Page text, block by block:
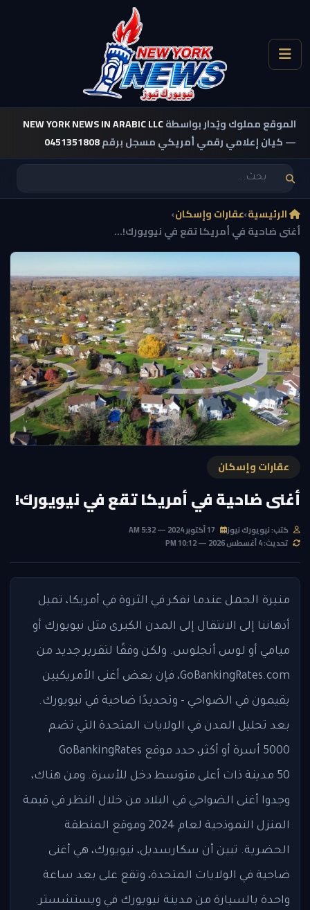
الموقع مملوك ويُدار بواسطةNEW YORK NEWS IN ARABIC LLC
— كيان إعلامي رقمي أمريكي مسجل برقم0451351808
الرئيسية›عقارات وإسكان›
أغنى ضاحية في أمريكا تقع في نيويورك!...
عقارات وإسكان
أغنى ضاحية في أمريكا تقع في نيويورك!
كتب: نيويورك نيوز
تحديث: 4 أغسطس 2026 — 10:12 PM
منيرة الجمل عندما نفكر في الثروة في أمريكا، تميل
أذهاننا إلى الانتقال إلى المدن الكبرى مثل نيويورك أو
ميامي أو لوس أنجلوس. ولكن وفقًا لتقرير جديد من
GoBankingRates.com، فإن بعض أغنى الأمريكيين
يقيمون في الضواحي - وتحديدًا ضاحية في نيويورك.
بعد تحليل المدن في الولايات المتحدة التي تضم
5000 أسرة أو أكثر، حدد موقع GoBankingRates
50مدينة ذات أعلى متوسط ​​دخل للأسرة. ومن هناك،
وجدوا أغنى الضواحي في البلاد من خلال النظر في قيمة
المنزل النموذجية لعام 2024 وموقع المنطقة
الحضرية. تبين أن سكارسديل، نيويورك، هي أغنى
ضاحية في الولايات المتحدة، وتقع على بعد ساعة
واحدة بالسيارة من مدينة نيويورك في ويستشستر.